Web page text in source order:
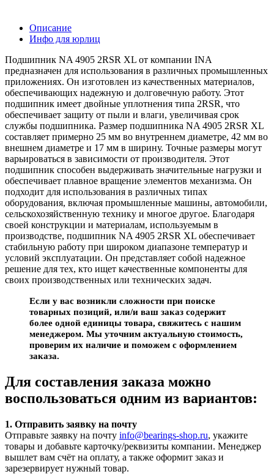
Описание
Инфо для юрлиц
Подшипник NA 4905 2RSR XL от компании INA
предназначен для использования в различных промышленных
приложениях. Он изготовлен из качественных материалов,
обеспечивающих надежную и долговечную работу. Этот
подшипник имеет двойные уплотнения типа 2RSR, что
обеспечивает защиту от пыли и влаги, увеличивая срок
службы подшипника. Размер подшипника NA 4905 2RSR XL
составляет примерно 25 мм во внутреннем диаметре, 42 мм во
внешнем диаметре и 17 мм в ширину. Точные размеры могут
варьироваться в зависимости от производителя. Этот
подшипник способен выдерживать значительные нагрузки и
обеспечивает плавное вращение элементов механизма. Он
подходит для использования в различных типах
оборудования, включая промышленные машины, автомобили,
сельскохозяйственную технику и многое другое. Благодаря
своей конструкции и материалам, используемым в
производстве, подшипник NA 4905 2RSR XL обеспечивает
стабильную работу при широком диапазоне температур и
условий эксплуатации. Он представляет собой надежное
решение для тех, кто ищет качественные компоненты для
своих производственных или технических задач.
Если у вас возникли сложности при поиске
товарных позиций, или/и ваш заказ содержит
более одной единицы товара, свяжитесь с нашим
менеджером. Мы уточним актуальную стоимость,
проверим их наличие и поможем с оформлением
заказа.
Для составления заказа можно
воспользоваться одним из вариантов:
1. Отправить заявку на почту
Отправьте заявку на почту info@bearings-shop.ru, укажите
товары и добавьте карточку/реквизиты компании. Менеджер
вышлет вам счёт на оплату, а также оформит заказ и
зарезервирует нужный товар.